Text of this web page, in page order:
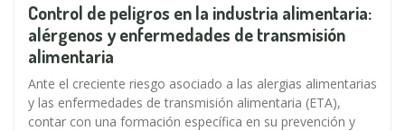
Control de peligros en la industria alimentaria:
alérgenos y enfermedades de transmisión
alimentaria
Ante el creciente riesgo asociado a las alergias alimentarias
y las enfermedades de transmisión alimentaria (ETA),
contar con una formación específica en su prevención y